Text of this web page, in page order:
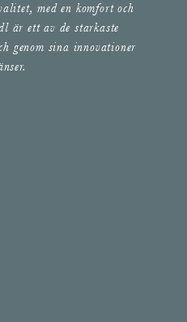
med en komfort och
är ett av de starkaste
genom sina innovationer